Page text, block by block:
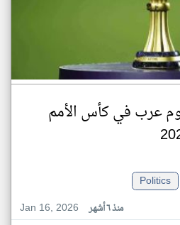
7 نجوم عرب في كأس الأمم
Politics
Jan 16, 2026
منذ ٦ أشهر